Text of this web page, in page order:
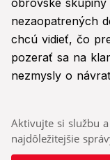
obrovské
nezaopatrených
chcú vidieť, čo
pozerať sa na
nezmysly o
Aktivujte si službu
najdôležitejšie